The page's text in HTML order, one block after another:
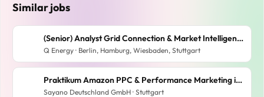
Similar jobs
(Senior) Analyst Grid Connection & Market Intelligence
Q Energy · Berlin, Hamburg, Wiesbaden, Stuttgart
Praktikum Amazon PPC & Performance Marketing im E-Commerce Start-up (m/w/d)
Sayano Deutschland GmbH · Stuttgart